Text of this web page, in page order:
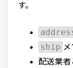
す。
ship
配送業